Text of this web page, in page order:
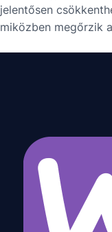
jelentősen
miközben megőrzik